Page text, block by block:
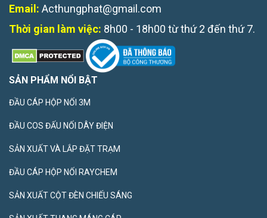
Email: Acthungphat@gmail.com
Thời gian làm việc: 8h00 - 18h00 từ thứ 2 đến thứ 7.
SẢN PHẨM NỔI BẬT
ĐẦU CÁP HỘP NỐI 3M
ĐẦU COS ĐẤU NỐI DÂY ĐIỆN
SẢN XUẤT VÀ LẮP ĐẶT TRẠM
ĐẦU CÁP HỘP NỐI RAYCHEM
SẢN XUẤT CỘT ĐÈN CHIẾU SÁNG